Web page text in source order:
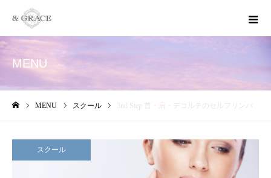
MENU
MENU スクール 3nd Step 首・肩・デコルテのセルフリンパ
スクール